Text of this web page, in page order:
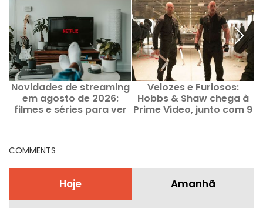
Novidades de streaming
em agosto de 2026:
filmes e séries para ver
Velozes e Furiosos:
Hobbs & Shaw chega à
Prime Video, junto com 9
COMMENTS
Hoje Amanhã